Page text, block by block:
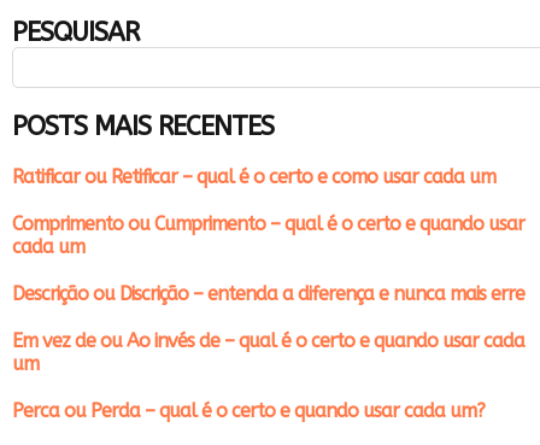
PESQUISAR
POSTS MAIS RECENTES
Ratificar ou Retificar – qual é o certo e como usar cada um
Comprimento ou Cumprimento – qual é o certo e quando usar
cada um
Descrição ou Discrição – entenda a diferença e nunca mais erre
Em vez de ou Ao invés de – qual é o certo e quando usar cada
um
Perca ou Perda – qual é o certo e quando usar cada um?